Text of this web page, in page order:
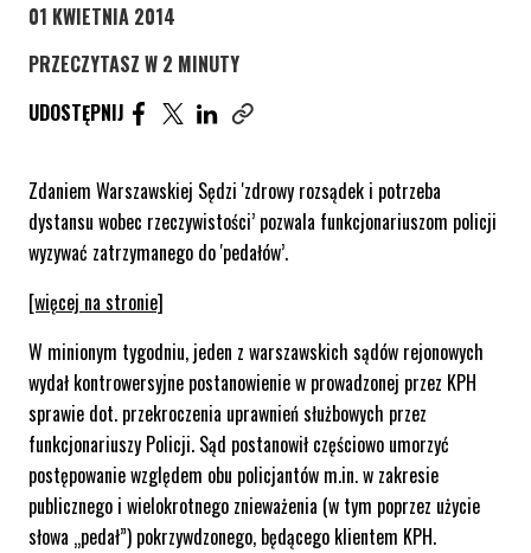
01 KWIETNIA 2014
PRZECZYTASZ W 2 MINUTY
UDOSTĘPNIJ
UDOSTĘPNIJ ARTYKUŁ NA FACEBOOK. STRONA
UDOSTĘPNIJ ARTYKUŁ NA TWITTER.
UDOSTĘPNIJ ARTYKUŁ NA LINKEDIN.
Zdaniem Warszawskiej Sędzi 'zdrowy rozsądek i potrzeba
dystansu wobec rzeczywistości’ pozwala funkcjonariuszom policji
wyzywać zatrzymanego do 'pedałów’.
[więcej na stronie]
W minionym tygodniu, jeden z warszawskich sądów rejonowych
wydał kontrowersyjne postanowienie w prowadzonej przez KPH
sprawie dot. przekroczenia uprawnień służbowych przez
funkcjonariuszy Policji. Sąd postanowił częściowo umorzyć
postępowanie względem obu policjantów m.in. w zakresie
publicznego i wielokrotnego znieważenia (w tym poprzez użycie
słowa „pedał”) pokrzywdzonego, będącego klientem KPH.